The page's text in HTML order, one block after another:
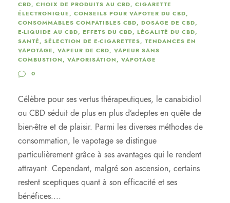
CBD, CHOIX DE PRODUITS AU CBD, CIGARETTE
ÉLECTRONIQUE, CONSEILS POUR VAPOTER DU CBD,
CONSOMMABLES COMPATIBLES CBD, DOSAGE DE CBD,
E-LIQUIDE AU CBD, EFFETS DU CBD, LÉGALITÉ DU CBD,
SANTÉ, SÉLECTION DE E-CIGARETTES, TENDANCES EN
VAPOTAGE, VAPEUR DE CBD, VAPEUR SANS
COMBUSTION, VAPORISATION, VAPOTAGE
0
Célèbre pour ses vertus thérapeutiques, le canabidiol
ou CBD séduit de plus en plus d’adeptes en quête de
bien-être et de plaisir. Parmi les diverses méthodes de
consommation, le vapotage se distingue
particulièrement grâce à ses avantages qui le rendent
attrayant. Cependant, malgré son ascension, certains
restent sceptiques quant à son efficacité et ses
bénéfices....